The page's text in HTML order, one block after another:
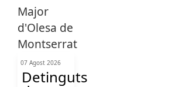
07 Agost 2026
Detinguts